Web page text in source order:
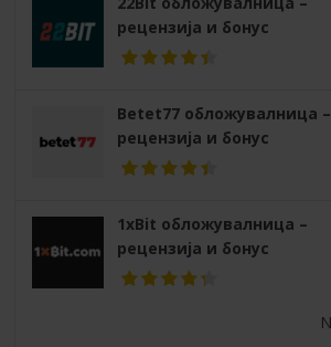
рецензија и бонус
Betet77 обложувалница –
рецензија и бонус
1xBit обложувалница –
рецензија и бонус